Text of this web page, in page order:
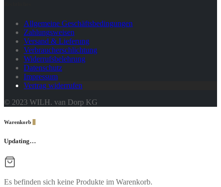
Allgemeine Geschäftsbedingungen
Zahlungsweisen
Versand & Lieferung
Verbraucherschlichtung
Widerrufsbelehrung
Datenschutz
Impressum
Vertrag widerrufen
© 2023 WILH. van Dorp KG
Warenkorb
Updating…
Es befinden sich keine Produkte im Warenkorb.